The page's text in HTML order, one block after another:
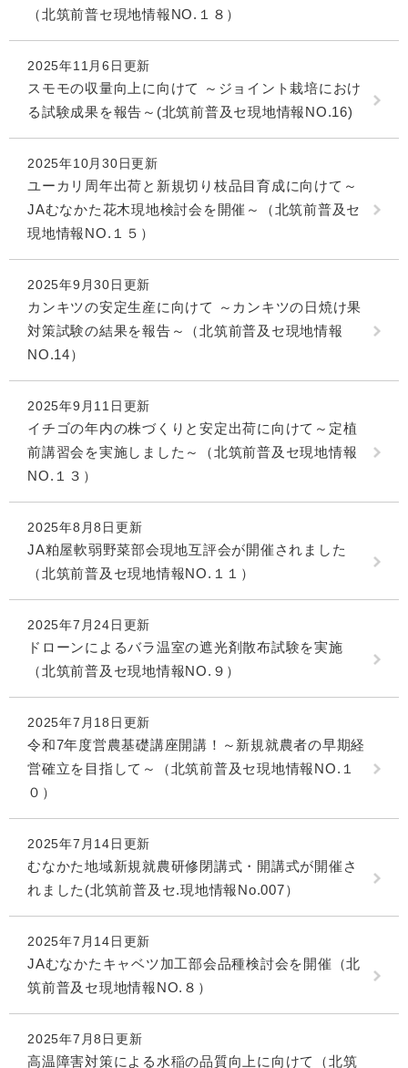
（北筑前普セ現地情報NO.１８）
2025年11月6日更新
スモモの収量向上に向けて ～ジョイント栽培におけ
る試験成果を報告～(北筑前普及セ現地情報NO.16)
2025年10月30日更新
ユーカリ周年出荷と新規切り枝品目育成に向けて～
JAむなかた花木現地検討会を開催～（北筑前普及セ
現地情報NO.１５）
2025年9月30日更新
カンキツの安定生産に向けて ～カンキツの日焼け果
対策試験の結果を報告～（北筑前普及セ現地情報
NO.14）
2025年9月11日更新
イチゴの年内の株づくりと安定出荷に向けて～定植
前講習会を実施しました～（北筑前普及セ現地情報
NO.１３）
2025年8月8日更新
JA粕屋軟弱野菜部会現地互評会が開催されました
（北筑前普及セ現地情報NO.１１）
2025年7月24日更新
ドローンによるバラ温室の遮光剤散布試験を実施
（北筑前普及セ現地情報NO.９）
2025年7月18日更新
令和7年度営農基礎講座開講！～新規就農者の早期経
営確立を目指して～（北筑前普及セ現地情報NO.１
０）
2025年7月14日更新
むなかた地域新規就農研修閉講式・開講式が開催さ
れました(北筑前普及セ.現地情報No.007）
2025年7月14日更新
JAむなかたキャベツ加工部会品種検討会を開催（北
筑前普及セ現地情報NO.８）
2025年7月8日更新
高温障害対策による水稲の品質向上に向けて（北筑